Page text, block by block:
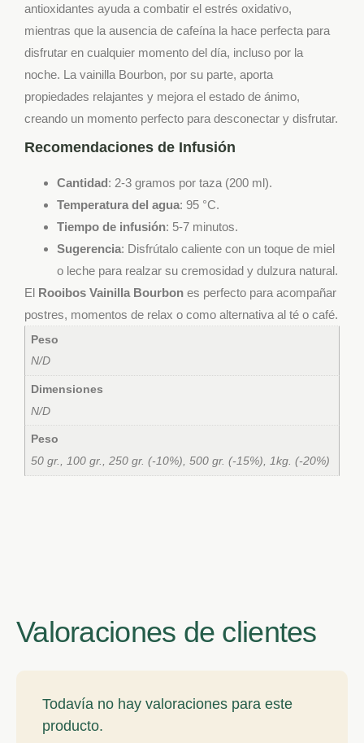
antioxidantes ayuda a combatir el estrés oxidativo,
mientras que la ausencia de cafeína la hace perfecta para
disfrutar en cualquier momento del día, incluso por la
noche. La vainilla Bourbon, por su parte, aporta
propiedades relajantes y mejora el estado de ánimo,
creando un momento perfecto para desconectar y disfrutar.
Recomendaciones de Infusión
Cantidad: 2-3 gramos por taza (200 ml).
Temperatura del agua: 95 °C.
Tiempo de infusión: 5-7 minutos.
Sugerencia: Disfrútalo caliente con un toque de miel
o leche para realzar su cremosidad y dulzura natural.
El Rooibos Vainilla Bourbon es perfecto para acompañar
postres, momentos de relax o como alternativa al té o café.
Peso
N/D
Dimensiones
N/D
Peso
50 gr., 100 gr., 250 gr. (-10%), 500 gr. (-15%), 1kg. (-20%)
Valoraciones de clientes
Todavía no hay valoraciones para este
producto.